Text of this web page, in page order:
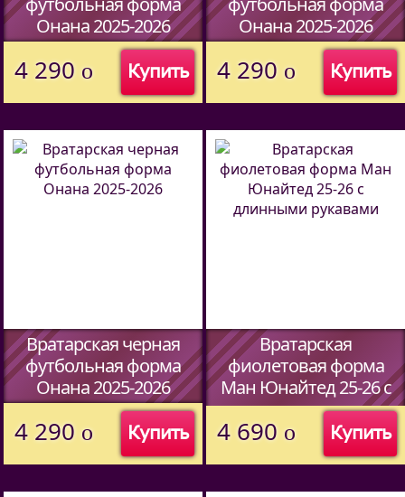
Онана 2025-2026
Купить
4 290 o
Онана 2025-2026
Купить
4 290 o
Вратарская черная
футбольная форма
Онана 2025-2026
Купить
4 290 o
Вратарская
фиолетовая форма
Ман Юнайтед 25-26 c
длинными рукавами
(Код:46807339 Купить
4 690 o